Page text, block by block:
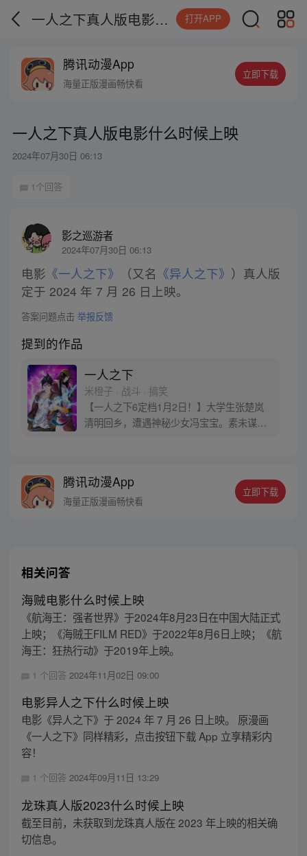
一人之下真人版电影什么时候上映 打开APP
腾讯动漫App
海量正版漫画畅快看
立即下载
一人之下真人版电影什么时候上映
2024年07月30日 06:13
1个回答
影之巡游者
2024年07月30日 06:13
电影 《一人之下》 （又名 《异人之下》 ）真人版
定于 2024 年 7 月 26 日上映。
答案问题点击 举报反馈
提到的作品
一人之下
米橙子 · 战斗 · 搞笑
【一人之下6定档1月2日！】大学生张楚岚
清明回乡，遭遇神秘少女冯宝宝。素未谋面
密，张楚岚的生活被彻底颠覆，与冯宝宝一
同踏上“异人”之旅。
腾讯动漫App
海量正版漫画畅快看
立即下载
相关问答
海贼电影什么时候上映
《航海王：强者世界》于2024年8月23日在中国大陆正式
上映；《海贼王FILM RED》于2022年8月6日上映；《航
海王：狂热行动》于2019年上映。
1 个回答 2024年11月02日 09:00
电影异人之下什么时候上映
电影《异人之下》于 2024 年 7 月 26 日上映。 原漫画
《一人之下》同样精彩，点击按钮下载 App 立享精彩内
容！
1 个回答 2024年09月11日 13:29
龙珠真人版2023什么时候上映
截至目前，未获取到龙珠真人版在 2023 年上映的相关确
切信息。